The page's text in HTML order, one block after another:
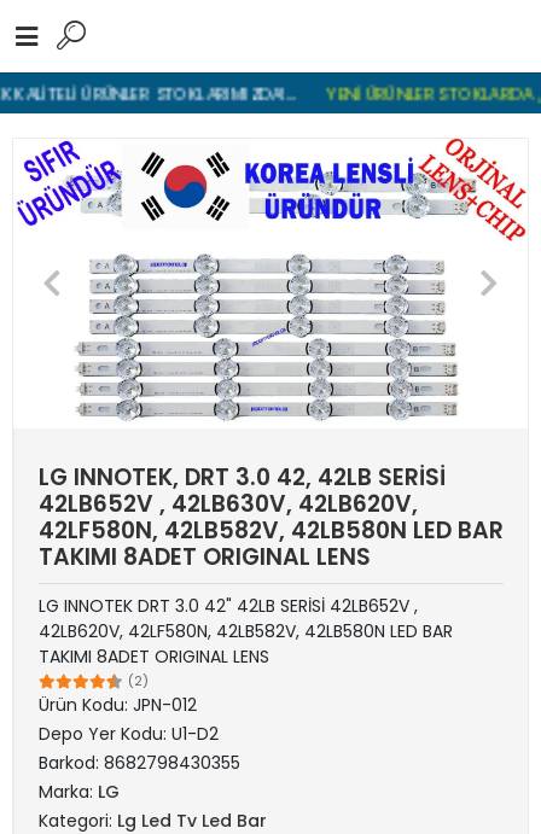
ÜRÜNLER STOKLARIMIZDA!... YENİ ÜRÜNLER STOKLARDA ,
LG INNOTEK, DRT 3.0 42, 42LB SERİSİ
42LB652V , 42LB630V, 42LB620V,
42LF580N, 42LB582V, 42LB580N LED BAR
TAKIMI 8ADET ORIGINAL LENS
LG INNOTEK DRT 3.0 42" 42LB SERİSİ 42LB652V ,
42LB620V, 42LF580N, 42LB582V, 42LB580N LED BAR
TAKIMI 8ADET ORIGINAL LENS
(2)
Ürün Kodu: JPN-012
Depo Yer Kodu: U1-D2
Barkod: 8682798430355
Marka: LG
Kategori: Lg Led Tv Led Bar